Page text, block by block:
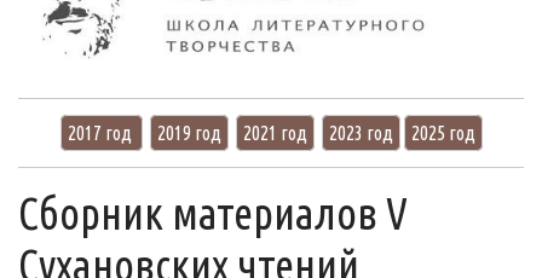
2017 год 2019 год 2021 год 2023 год 2025 год
Сборник материалов V
Сухановских чтений